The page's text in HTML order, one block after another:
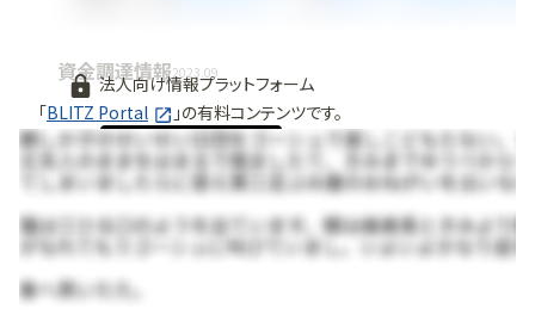
法人向け情報プラットフォーム
「BLITZ Portal 」の有料コンテンツです。
無料で使ってみる
資金調達情報2023.09